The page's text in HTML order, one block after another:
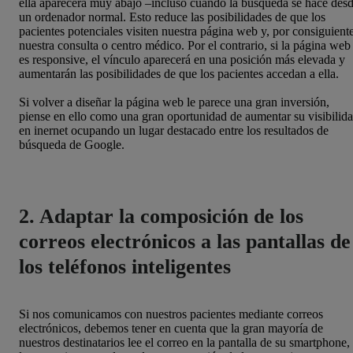
ella aparecerá muy abajo –incluso cuando la búsqueda se hace
un ordenador normal. Esto reduce las posibilidades de que los
pacientes potenciales visiten nuestra página web y, por
nuestra consulta o centro médico. Por el contrario, si la página web
es responsive, el vínculo aparecerá en una posición más elevada y
aumentarán las posibilidades de que los pacientes accedan a ella.
Si volver a diseñar la página web le parece una gran inversión,
piense en ello como una gran oportunidad de aumentar su
en inernet ocupando un lugar destacado entre los resultados de
búsqueda de Google.
2. Adaptar la composición de los
correos electrónicos a las pantallas de
los teléfonos inteligentes
Si nos comunicamos con nuestros pacientes mediante correos
electrónicos, debemos tener en cuenta que la gran mayoría de
nuestros destinatarios lee el correo en la pantalla de su smartphone,